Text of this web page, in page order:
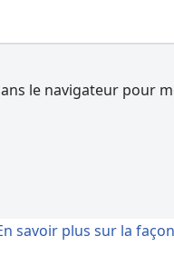
le navigateur pour
savoir plus sur la